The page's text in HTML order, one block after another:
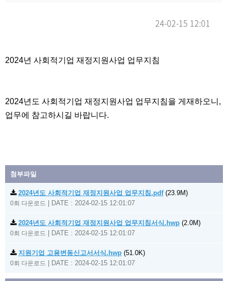
24-02-15 12:01
2024년 사회적기업 재정지원사업 업무지침
2024년도 사회적기업 재정지원사업 업무지침을 게재하오니,
업무에 참고하시길 바랍니다.
첨부파일
2024년도 사회적기업 재정지원사업 업무지침.pdf(23.9M)
0회 다운로드 DATE : 2024-02-15 12:01:07
2024년도 사회적기업 재정지원사업 업무지침서식.hwp (2.0M)
0회 다운로드 DATE : 2024-02-15 12:01:07
지원기업 고용변동신고서서식.hwp (51.0K)
0회 다운로드 DATE : 2024-02-15 12:01:07